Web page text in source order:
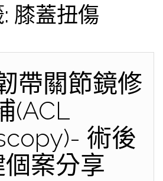
膝蓋扭傷
帶關節鏡修
(ACL
術後
案分享